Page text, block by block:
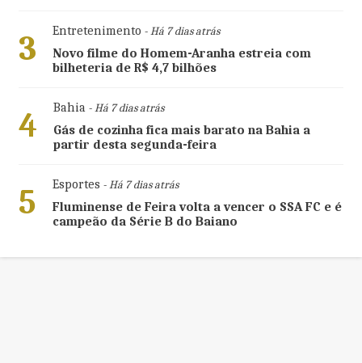
3 Entretenimento - Há 7 dias atrás
Novo filme do Homem-Aranha estreia com
bilheteria de R$ 4,7 bilhões
4 Bahia- Há 7 dias atrás
Gás de cozinha fica mais barato na Bahia a
partir desta segunda-feira
5 Esportes - Há 7 dias atrás
Fluminense de Feira volta a vencer o SSA FC e é
campeão da Série B do Baiano